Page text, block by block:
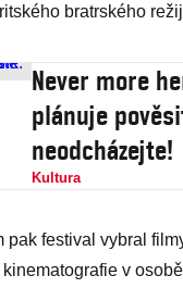
bratrského
Never more
plánuje
neodcházejte!
Kultura
pak festival vybral
v